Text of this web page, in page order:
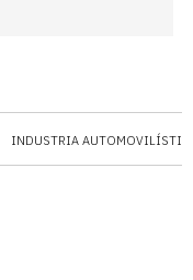
INDUSTRIA